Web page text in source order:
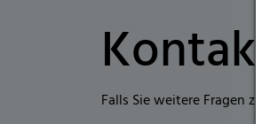
Falls Sie weitere Fragen